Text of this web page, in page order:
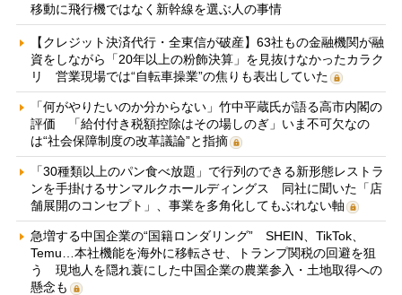
移動に飛行機ではなく新幹線を選ぶ人の事情
【クレジット決済代行・全東信が破産】63社もの金融機関が融
資をしながら「20年以上の粉飾決算」を見抜けなかったカラク
リ 営業現場では“自転車操業”の焦りも表出していた
「何がやりたいのか分からない」竹中平蔵氏が語る高市内閣の
評価 「給付付き税額控除はその場しのぎ」いま不可欠なの
は“社会保障制度の改革議論”と指摘
「30種類以上のパン食べ放題」で行列のできる新形態レストラ
ンを手掛けるサンマルクホールディングス 同社に聞いた「店
舗展開のコンセプト」、事業を多角化してもぶれない軸
急増する中国企業の“国籍ロンダリング” SHEIN、TikTok、
Temu…本社機能を海外に移転させ、トランプ関税の回避を狙
う 現地人を隠れ蓑にした中国企業の農業参入・土地取得への
懸念も